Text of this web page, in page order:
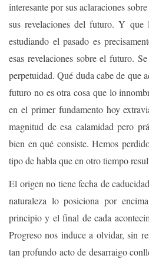
interesante por sus aclaraciones
sus revelaciones del futuro. Y que
estudiando el pasado es
esas revelaciones sobre el futuro.
perpetuidad. Qué duda cabe de que
futuro no es otra cosa que lo
en el primer fundamento hoy
magnitud de esa calamidad pero
bien en qué consiste. Hemos
tipo de habla que en otro tiempo
El origen no tiene fecha de
naturaleza lo posiciona por
principio y el final de cada
Progreso nos induce a olvidar, sin
tan profundo acto de desarraigo